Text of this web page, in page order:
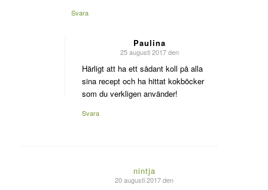
Svara
Paulina
25 augusti 2017 den
Härligt att ha ett sådant koll på alla
sina recept och ha hittat kokböcker
som du verkligen använder!
Svara
nintja
20 augusti 2017 den